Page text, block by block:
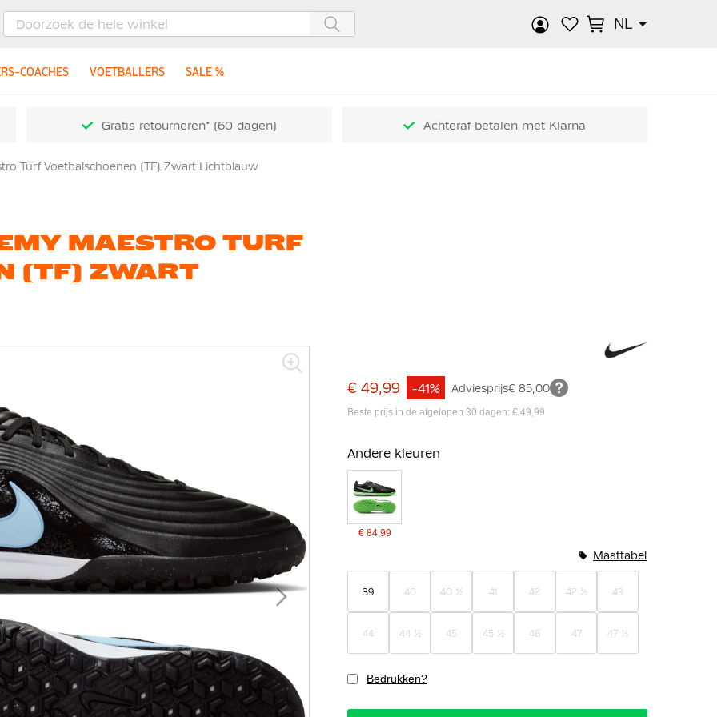
NL
COACHES VOETBALLERS SALE %
Gratis retourneren* (60 dagen) Achteraf betalen met Klarna
Turf Voetbalschoenen (TF) Zwart Lichtblauw
MAESTRO TURF
(TF) ZWART
€ 49,99 Adviesprijs€ 85,00
-41%
Beste prijs in de afgelopen 30 dagen: € 49,99
Andere kleuren
€ 84,99
39 40 40 ½ 41 42 42 ½ 43
44 44 ½ 45 45 ½ 46 47 47 ½
Maattabel
Bedrukken?